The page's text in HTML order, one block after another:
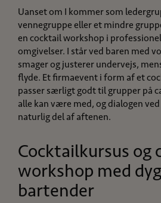
Uanset om I kommer som
vennegruppe eller et mindre
en cocktail workshop i
omgivelser. I står ved baren med
smager og justerer undervejs,
flyde. Et firmaevent i form af et
passer særligt godt til grupper på
alle kan være med, og dialogen
naturlig del af aftenen.
Cocktailkursus og
workshop med
bartender